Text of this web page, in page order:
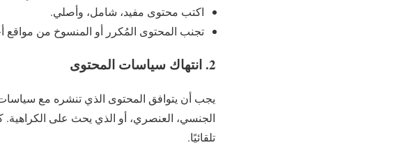
اكتب محتوى مفيد، شامل، وأصلي.
تجنب المحتوى المُكرر أو المنسوخ من مواقع
2. انتهاك سياسات المحتوى
الجنسي، العنصري، أو الذي يحث على الكراهية.
تلقائيًا.